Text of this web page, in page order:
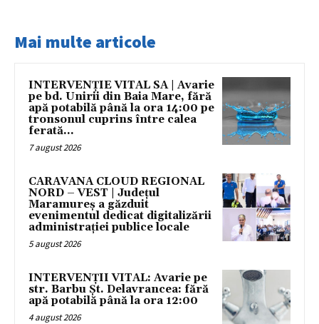
Mai multe articole
INTERVENȚIE VITAL SA | Avarie
pe bd. Unirii din Baia Mare, fără
apă potabilă până la ora 14:00 pe
tronsonul cuprins între calea
ferată...
7 august 2026
CARAVANA CLOUD REGIONAL
NORD – VEST | Județul
Maramureș a găzduit
evenimentul dedicat digitalizării
administrației publice locale
5 august 2026
INTERVENȚII VITAL: Avarie pe
str. Barbu Șt. Delavrancea: fără
apă potabilă până la ora 12:00
4 august 2026